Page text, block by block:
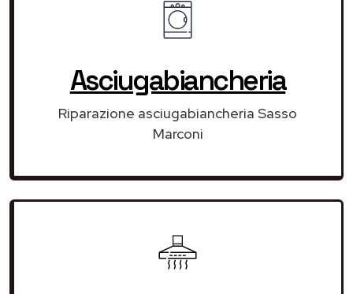
Asciugabiancheria
Riparazione asciugabiancheria Sasso
Marconi